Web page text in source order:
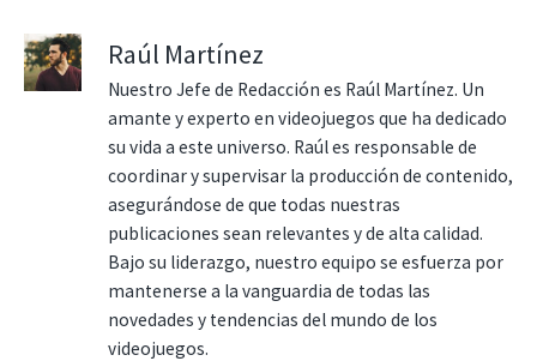
Raúl Martínez
Nuestro Jefe de Redacción es Raúl Martínez. Un
amante y experto en videojuegos que ha dedicado
su vida a este universo. Raúl es responsable de
coordinar y supervisar la producción de contenido,
asegurándose de que todas nuestras
publicaciones sean relevantes y de alta calidad.
Bajo su liderazgo, nuestro equipo se esfuerza por
mantenerse a la vanguardia de todas las
novedades y tendencias del mundo de los
videojuegos.